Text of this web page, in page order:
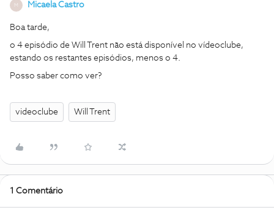
M Micaela Castro
Boa tarde,
o 4 episódio de Will Trent não está disponível no vídeoclube,
estando os restantes episódios, menos o 4.
Posso saber como ver?
videoclube Will Trent
1 Comentário